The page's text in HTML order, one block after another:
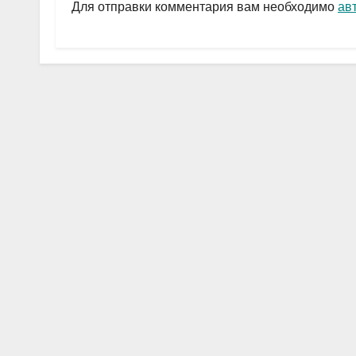
p
ть
Для отправки комментария вам необходимо